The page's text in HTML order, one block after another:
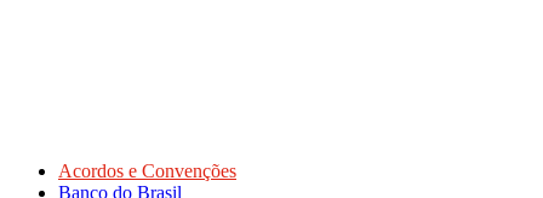
Acordos e Convenções
Banco do Brasil